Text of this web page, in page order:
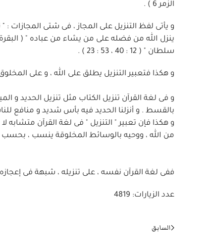
الزمر 6 ) .
سلطان " ( 12 : 40 ، 53 : 23 ) .
و هكذا فتعبير التنزيل يطلق على الله ، و على
و فى لغة القرآن تنزيل الكتاب مثل تنزيل الحديد و
بالقسط . و أنزلنا الحديد فيه بأس شديد و منافع للناس
و هكذا فإن تعبير " التنزيل " فى لغة القرآن متشابه
من الله ، ووحيه بالوسائط المخلوقة ينسب ، بحسب
ففى لغة القرآن نفسه ، على تنزيله ، شبهة فى
عدد الزيارات: 4819
السابق